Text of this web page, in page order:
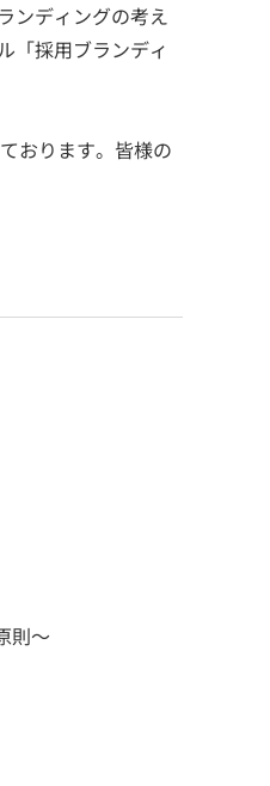
ンディングの考え
「採用ブランディ
おります。皆様の
則～